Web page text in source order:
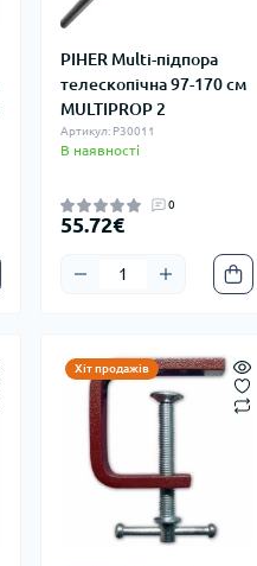
PIHER Multi-підпора
телескопічна 97-170 см
MULTIPROP 2
Артикул: P30011
В наявності
0
55.72€
Хіт продажів